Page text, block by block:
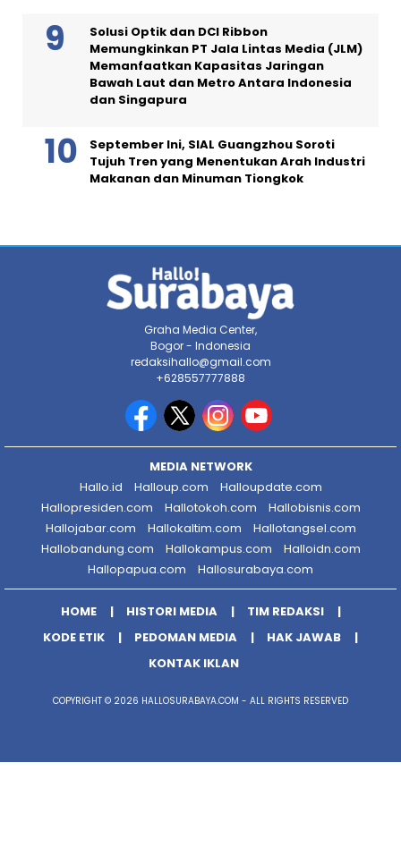
Solusi Optik dan DCI Ribbon
Memungkinkan PT Jala Lintas Media (JLM)
Memanfaatkan Kapasitas Jaringan
Bawah Laut dan Metro Antara Indonesia
dan Singapura
September Ini, SIAL Guangzhou Soroti
Tujuh Tren yang Menentukan Arah Industri
Makanan dan Minuman Tiongkok
Graha Media Center,
Bogor - Indonesia
redaksihallo@gmail.com
+628557777888
MEDIA NETWORK
Hallo.id
Halloup.com
Halloupdate.com
Hallopresiden.com
Hallotokoh.com
Hallobisnis.com
Hallojabar.com
Hallokaltim.com
Hallotangsel.com
Hallobandung.com
Hallokampus.com
Halloidn.com
Hallopapua.com
Hallosurabaya.com
HOME HISTORI MEDIA
TIM REDAKSI
KODE ETIK
PEDOMAN MEDIA
HAK JAWAB
KONTAK IKLAN
COPYRIGHT © 2026 HALLOSURABAYA.COM - ALL RIGHTS RESERVED